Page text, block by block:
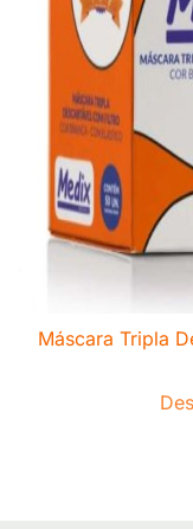
Máscara Tripla